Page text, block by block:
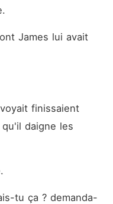
James lui avait
finissaient
daigne les
tu ça ? demanda-